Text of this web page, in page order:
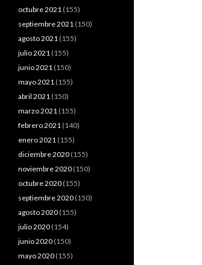
octubre 2021 (155)
septiembre 2021 (150)
agosto 2021 (155)
julio 2021 (155)
junio 2021 (150)
mayo 2021 (155)
abril 2021 (150)
marzo 2021 (155)
febrero 2021 (140)
enero 2021 (155)
diciembre 2020 (155)
noviembre 2020 (150)
octubre 2020 (155)
septiembre 2020 (150)
agosto 2020 (155)
julio 2020 (154)
junio 2020 (150)
mayo 2020 (155)